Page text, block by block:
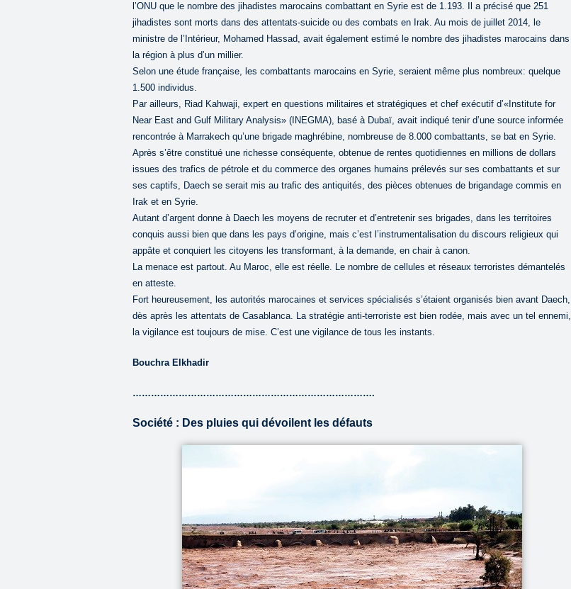
l’ONU que le nombre des jihadistes marocains combattant en Syrie est de 1.193. Il a précisé que 251
jihadistes sont morts dans des attentats-suicide ou des combats en Irak. Au mois de juillet 2014, le
ministre de l’Intérieur, Mohamed Hassad, avait également estimé le nombre des jihadistes marocains dans
la région à plus d’un millier.
Selon une étude française, les combattants marocains en Syrie, seraient même plus nombreux: quelque
1.500 individus.
Par ailleurs, Riad Kahwaji, expert en questions militaires et stratégiques et chef exécutif d’«Institute for
Near East and Gulf Military Analysis» (INEGMA), basé à Dubaï, avait indiqué tenir d’une source informée
rencontrée à Marrakech qu’une brigade maghrébine, nombreuse de 8.000 combattants, se bat en Syrie.
Après s’être constitué une richesse conséquente, obtenue de rentes quotidiennes en millions de dollars
issues des trafics de pétrole et du commerce des organes humains prélevés sur ses combattants et sur
ses captifs, Daech se serait mis au trafic des antiquités, des pièces obtenues de brigandage commis en
Irak et en Syrie.
Autant d’argent donne à Daech les moyens de recruter et d’entretenir ses brigades, dans les territoires
conquis aussi bien que dans les pays d’origine, mais c’est l’instrumentalisation du discours religieux qui
appâte et conquiert les citoyens les transformant, à la demande, en chair à canon.
La menace est partout. Au Maroc, elle est réelle. Le nombre de cellules et réseaux terroristes démantelés
en atteste.
Fort heureusement, les autorités marocaines et services spécialisés s’étaient organisés bien avant Daech,
dès après les attentats de Casablanca. La stratégie anti-terroriste est bien rodée, mais avec un tel ennemi,
la vigilance est toujours de mise. C’est une vigilance de tous les instants.
Bouchra Elkhadir
…………………………………………………………………….
Société : Des pluies qui dévoilent les défauts